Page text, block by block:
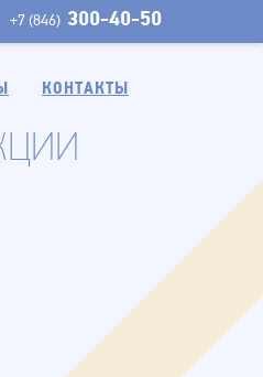
+7 (846) 300-40-50
КОНТАКТЫ